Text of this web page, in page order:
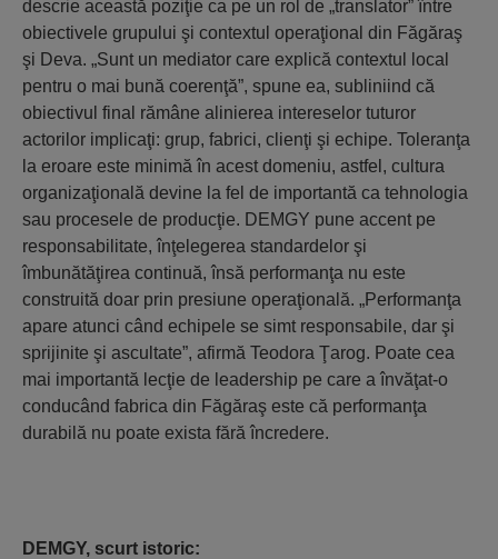
descrie această poziţie ca pe un rol de „translator” între
obiectivele grupului şi contextul operaţional din Făgăraş
şi Deva. „Sunt un mediator care explică contextul local
pentru o mai bună coerenţă”, spune ea, subliniind că
obiectivul final rămâne alinierea intereselor tuturor
actorilor implicaţi: grup, fabrici, clienţi şi echipe. Toleranţa
la eroare este minimă în acest domeniu, astfel, cultura
organizaţională devine la fel de importantă ca tehnologia
sau procesele de producţie. DEMGY pune accent pe
responsabilitate, înţelegerea standardelor şi
îmbunătăţirea continuă, însă performanţa nu este
construită doar prin presiune operaţională. „Performanţa
apare atunci când echipele se simt responsabile, dar şi
sprijinite şi ascultate”, afirmă Teodora Ţarog. Poate cea
mai importantă lecţie de leadership pe care a învăţat-o
conducând fabrica din Făgăraş este că performanţa
durabilă nu poate exista fără încredere.
DEMGY, scurt istoric: